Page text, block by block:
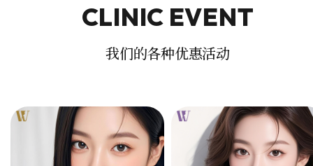
CLINIC EVENT
我们的各种优惠活动